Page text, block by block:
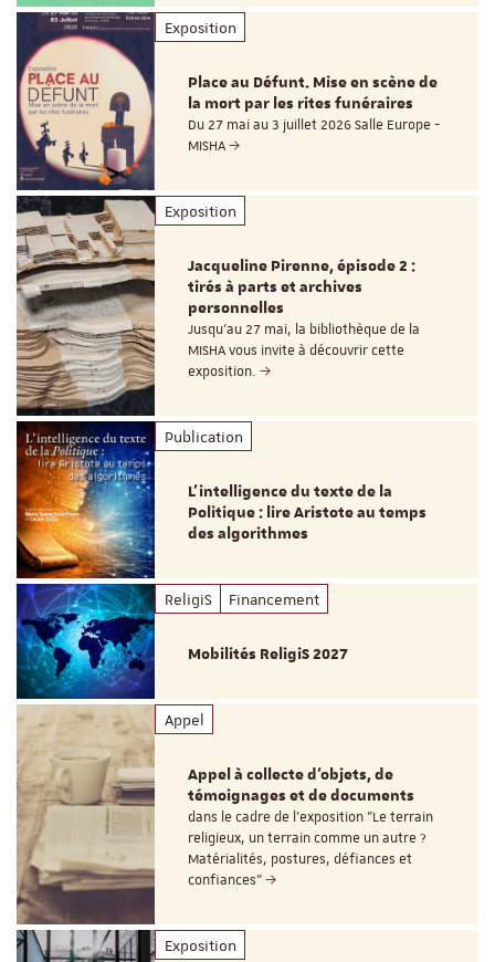
Exposition
Place au Défunt. Mise en scène de
la mort par les rites funéraires
Du 27 mai au 3 juillet 2026 Salle Europe -
MISHA
Exposition
Jacqueline Pirenne, épisode 2 :
tirés à parts et archives
personnelles
Jusqu’au 27 mai, la bibliothèque de la
MISHA vous invite à découvrir cette
exposition.
Publication
L’intelligence du texte de la
Politique : lire Aristote au temps
des algorithmes
ReligiS Financement
Mobilités ReligiS 2027
Appel
Appel à collecte d'objets, de
témoignages et de documents
dans le cadre de l'exposition "Le terrain
religieux, un terrain comme un autre ?
Matérialités, postures, défiances et
confiances"
Exposition